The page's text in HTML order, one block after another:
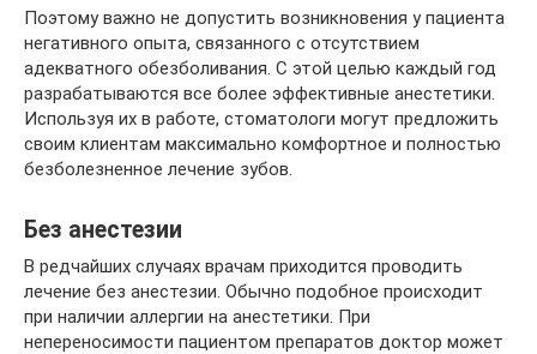
Поэтому важно не допустить возникновения у пациента
негативного опыта, связанного с отсутствием
адекватного обезболивания. С этой целью каждый год
разрабатываются все более эффективные анестетики.
Используя их в работе, стоматологи могут предложить
своим клиентам максимально комфортное и полностью
безболезненное лечение зубов.
Без анестезии
В редчайших случаях врачам приходится проводить
лечение без анестезии. Обычно подобное происходит
при наличии аллергии на анестетики. При
непереносимости пациентом препаратов доктор может